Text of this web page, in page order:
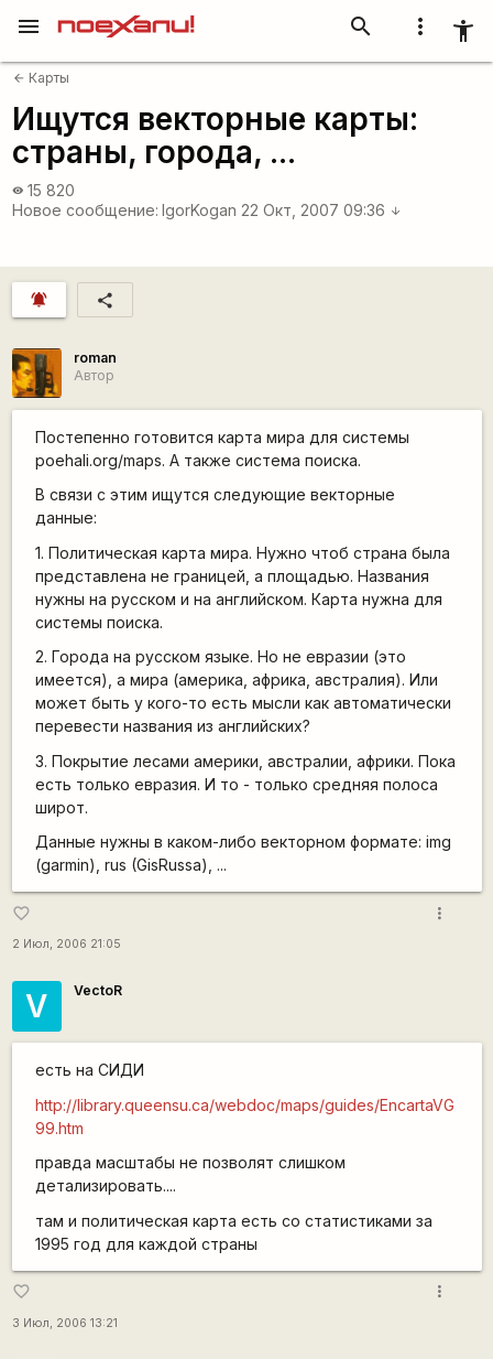
more_vert accessibility_new
search
menu
arrow_back Карты
Ищутся векторные карты:
страны, города, ...
visibility 15 820
Новое сообщение: IgorKogan 22 Окт, 2007 09:36 arrow_downward
notifications_active share
roman
Автор
Постепенно готовится карта мира для системы
poehali.org/maps. А также система поиска.
В связи с этим ищутся следующие векторные
данные:
1. Политическая карта мира. Нужно чтоб страна была
представлена не границей, а площадью. Названия
нужны на русском и на английском. Карта нужна для
системы поиска.
2. Города на русском языке. Но не евразии (это
имеется), а мира (америка, африка, австралия). Или
может быть у кого-то есть мысли как автоматически
перевести названия из английских?
3. Покрытие лесами америки, австралии, африки. Пока
есть только евразия. И то - только средняя полоса
широт.
Данные нужны в каком-либо векторном формате: img
(garmin), rus (GisRussa), ...
favorite_border
2 Июл, 2006 21:05
more_vert
V VectoR
есть на СИДИ
http://library.queensu.ca/webdoc/maps/guides/EncartaVG
99.htm
правда масштабы не позволят слишком
детализировать....
там и политическая карта есть со статистиками за
1995 год для каждой страны
favorite_border
3 Июл, 2006 13:21
more_vert